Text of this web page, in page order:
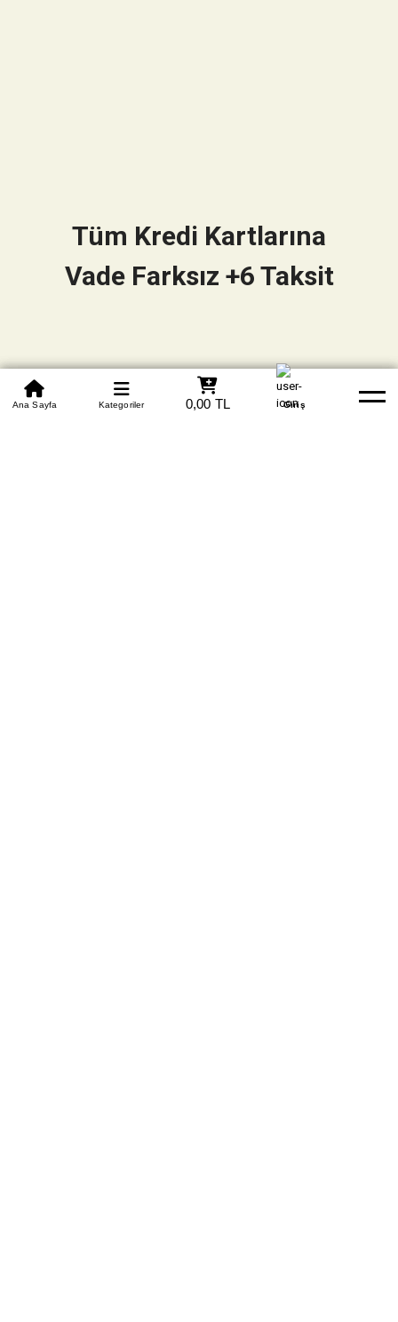
0850 305 09 70
Beden Tablosu Banka Hesapları Whatsapp Yardım
Ana Sayfa Kategoriler 0,00 TL Giriş
Tüm Kredi Kartlarına
Vade Farksız +6 Taksit